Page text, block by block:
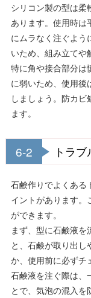
シリコン製の型は柔
あります。使用時は
にムラなく注ぐよう
いため、組み立てや
特に角や接合部分は
に弱いため、使用後
しましょう。防カ
ます。
6-2 トラ
石鹸作りでよくある
イントがあります。
ができます。
まず、型に石鹸液を
と、石鹸が取り出
か、使用前に必ずチ
石鹸液を注ぐ際は、
とで、気泡の混入